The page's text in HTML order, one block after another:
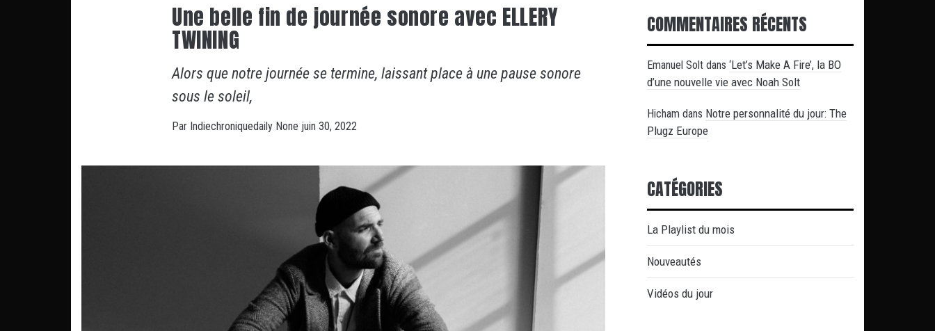
Une belle fin de journée sonore avec ELLERY
TWINING
Alors que notre journée se termine, laissant place à une pause sonore
sous le soleil,
Par Indiechroniquedaily None juin 30, 2022
COMMENTAIRES RÉCENTS
Emanuel Solt dans ‘Let’s Make A Fire’, la BO
d’une nouvelle vie avec Noah Solt
Hicham dans Notre personnalité du jour: The
Plugz Europe
CATÉGORIES
La Playlist du mois
Nouveautés
Vidéos du jour